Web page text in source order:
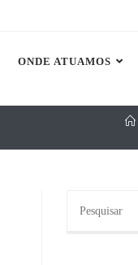
ONDE ATUAMOS